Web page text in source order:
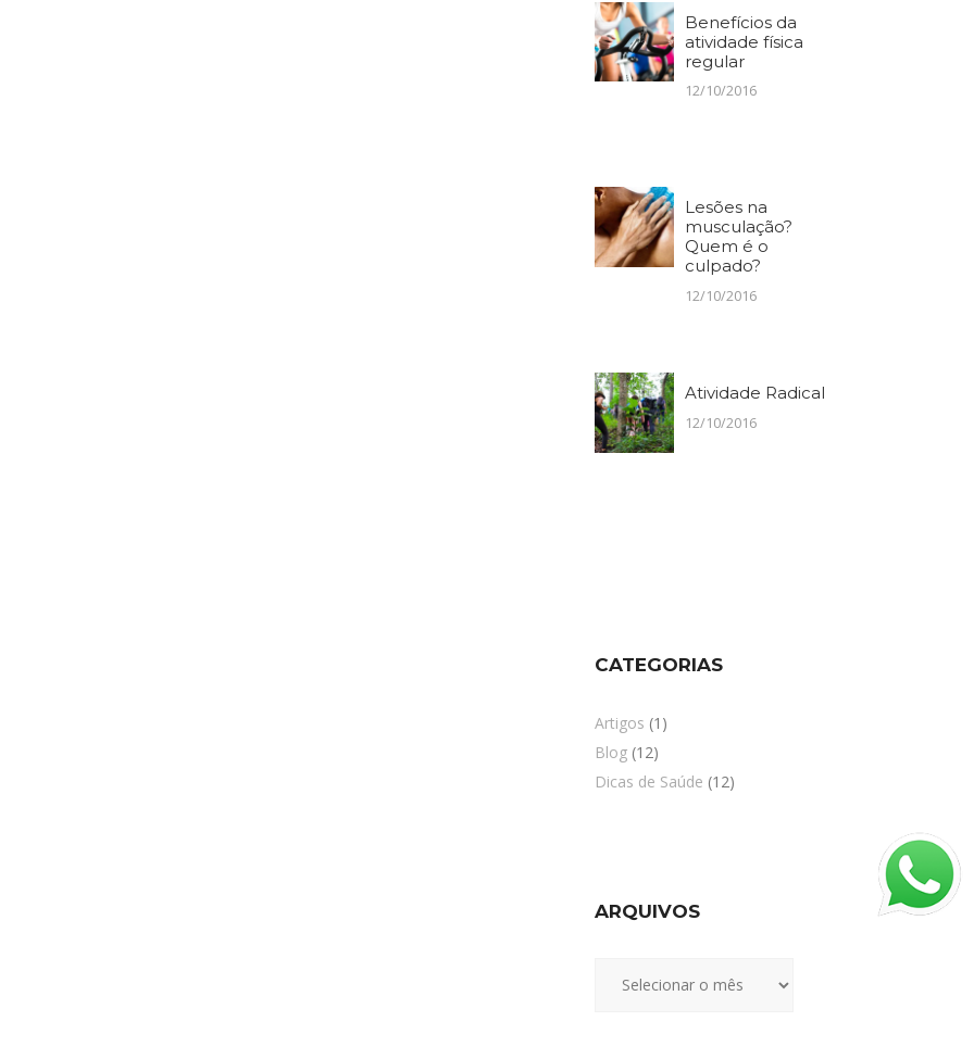
Benefícios da
atividade física
regular
12/10/2016
Lesões na
musculação?
Quem é o
culpado?
12/10/2016
Atividade Radical
12/10/2016
CATEGORIAS
Artigos (1)
Blog(12)
Dicas de Saúde (12)
ARQUIVOS